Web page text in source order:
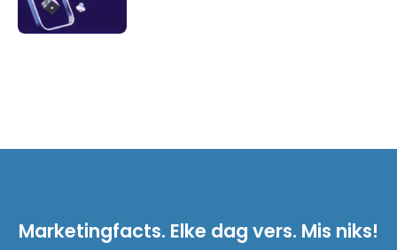
Marketingfacts. Elke dag vers. Mis niks!